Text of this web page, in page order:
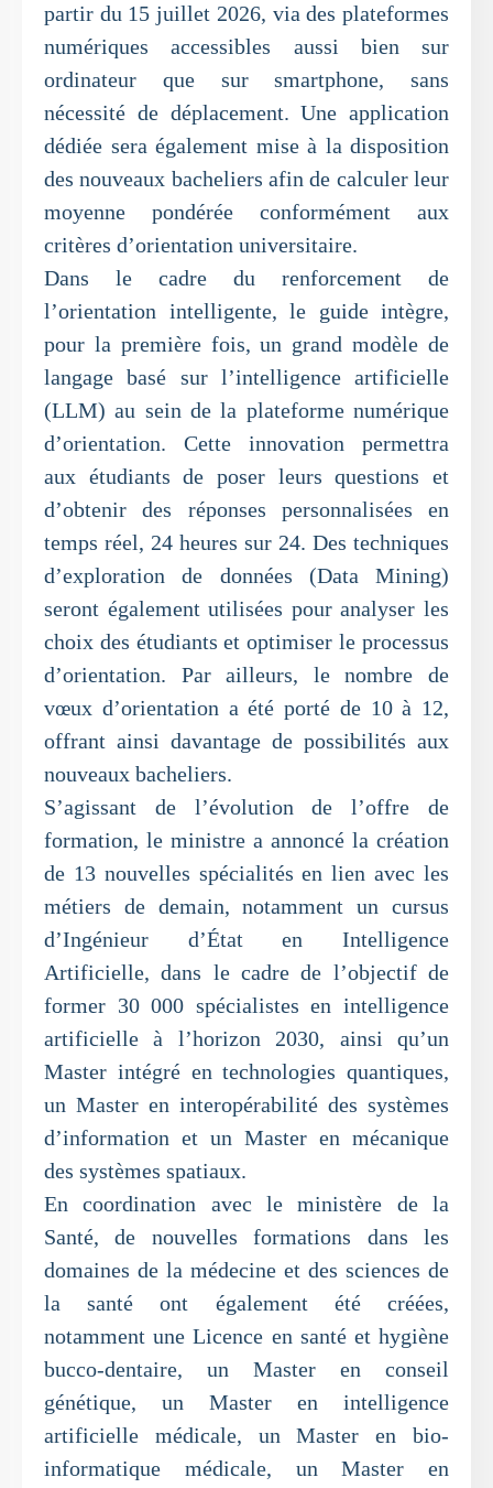
partir du 15 juillet 2026, via des plateformes
numériques accessibles aussi bien sur
ordinateur que sur smartphone, sans
nécessité de déplacement. Une application
dédiée sera également mise à la disposition
des nouveaux bacheliers afin de calculer leur
moyenne pondérée conformément aux
critères d’orientation universitaire.
Dans le cadre du renforcement de
l’orientation intelligente, le guide intègre,
pour la première fois, un grand modèle de
langage basé sur l’intelligence artificielle
(LLM) au sein de la plateforme numérique
d’orientation. Cette innovation permettra
aux étudiants de poser leurs questions et
d’obtenir des réponses personnalisées en
temps réel, 24 heures sur 24. Des techniques
d’exploration de données (Data Mining)
seront également utilisées pour analyser les
choix des étudiants et optimiser le processus
d’orientation. Par ailleurs, le nombre de
vœux d’orientation a été porté de 10 à 12,
offrant ainsi davantage de possibilités aux
nouveaux bacheliers.
S’agissant de l’évolution de l’offre de
formation, le ministre a annoncé la création
de 13 nouvelles spécialités en lien avec les
métiers de demain, notamment un cursus
d’Ingénieur d’État en Intelligence
Artificielle, dans le cadre de l’objectif de
former 30 000 spécialistes en intelligence
artificielle à l’horizon 2030, ainsi qu’un
Master intégré en technologies quantiques,
un Master en interopérabilité des systèmes
d’information et un Master en mécanique
des systèmes spatiaux.
En coordination avec le ministère de la
Santé, de nouvelles formations dans les
domaines de la médecine et des sciences de
la santé ont également été créées,
notamment une Licence en santé et hygiène
bucco-dentaire, un Master en conseil
génétique, un Master en intelligence
artificielle médicale, un Master en bio-
informatique médicale, un Master en